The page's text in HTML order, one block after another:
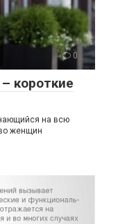
0
короткие
на всю
женщин